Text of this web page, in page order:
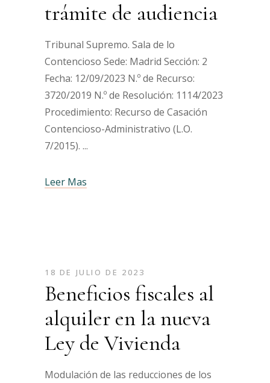
trámite de audiencia
Tribunal Supremo. Sala de lo
Contencioso Sede: Madrid Sección: 2
Fecha: 12/09/2023 N.º de Recurso:
3720/2019 N.º de Resolución: 1114/2023
Procedimiento: Recurso de Casación
Contencioso-Administrativo (L.O.
7/2015).
Leer Mas
18 DE JULIO DE 2023
Beneficios fiscales al
alquiler en la nueva
Ley de Vivienda
Modulación de las reducciones de los